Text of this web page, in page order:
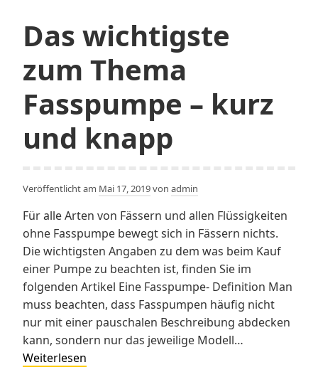
Das wichtigste
zum Thema
Fasspumpe – kurz
und knapp
Veröffentlicht am Mai 17, 2019von admin
Für alle Arten von Fässern und allen Flüssigkeiten
ohne Fasspumpe bewegt sich in Fässern nichts.
Die wichtigsten Angaben zu dem was beim Kauf
einer Pumpe zu beachten ist, finden Sie im
folgenden Artikel Eine Fasspumpe- Definition Man
muss beachten, dass Fasspumpen häufig nicht
nur mit einer pauschalen Beschreibung abdecken
kann, sondern nur das jeweilige Modell…
Weiterlesen